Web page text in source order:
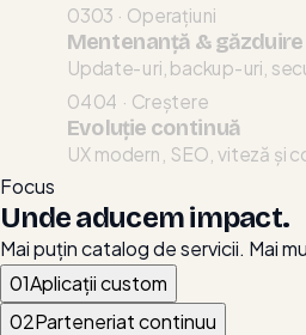
0303 · Operațiuni
Mentenanță & găzduire
Update-uri, backup-uri,
0404 · Creștere
Evoluție continuă
UX modern, SEO, viteză și
Focus
Unde aducem impact.
Mai puțin catalog de servicii. Mai
01Aplicații custom
02Parteneriat continuu